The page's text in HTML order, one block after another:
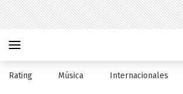
Rating Música Internacionales